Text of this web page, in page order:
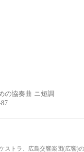
の協奏曲 ニ短調
87
ストラ、広島交響楽団(広響)